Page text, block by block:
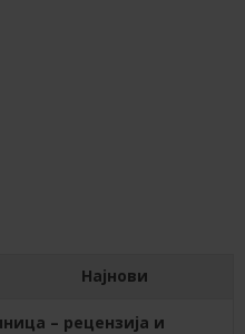
Најнови
– рецензија и